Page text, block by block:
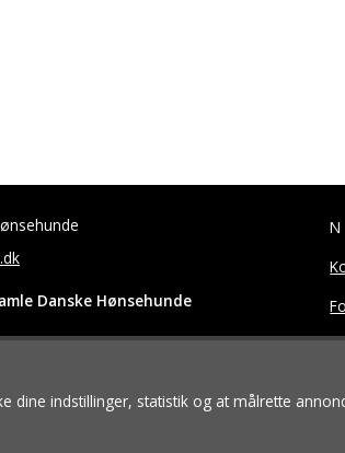
Danske Hønsehunde
2339398
Hønsehunde. All rights reserved.
N
dine indstillinger, statistik og at målrette